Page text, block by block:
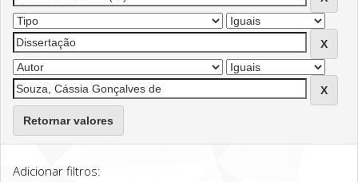
Retornar valores
Adicionar filtros: